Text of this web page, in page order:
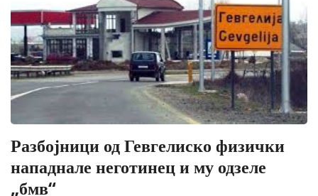
Разбојници од Гевгелиско физички
нападнале неготинец и му одзеле
„бмв“